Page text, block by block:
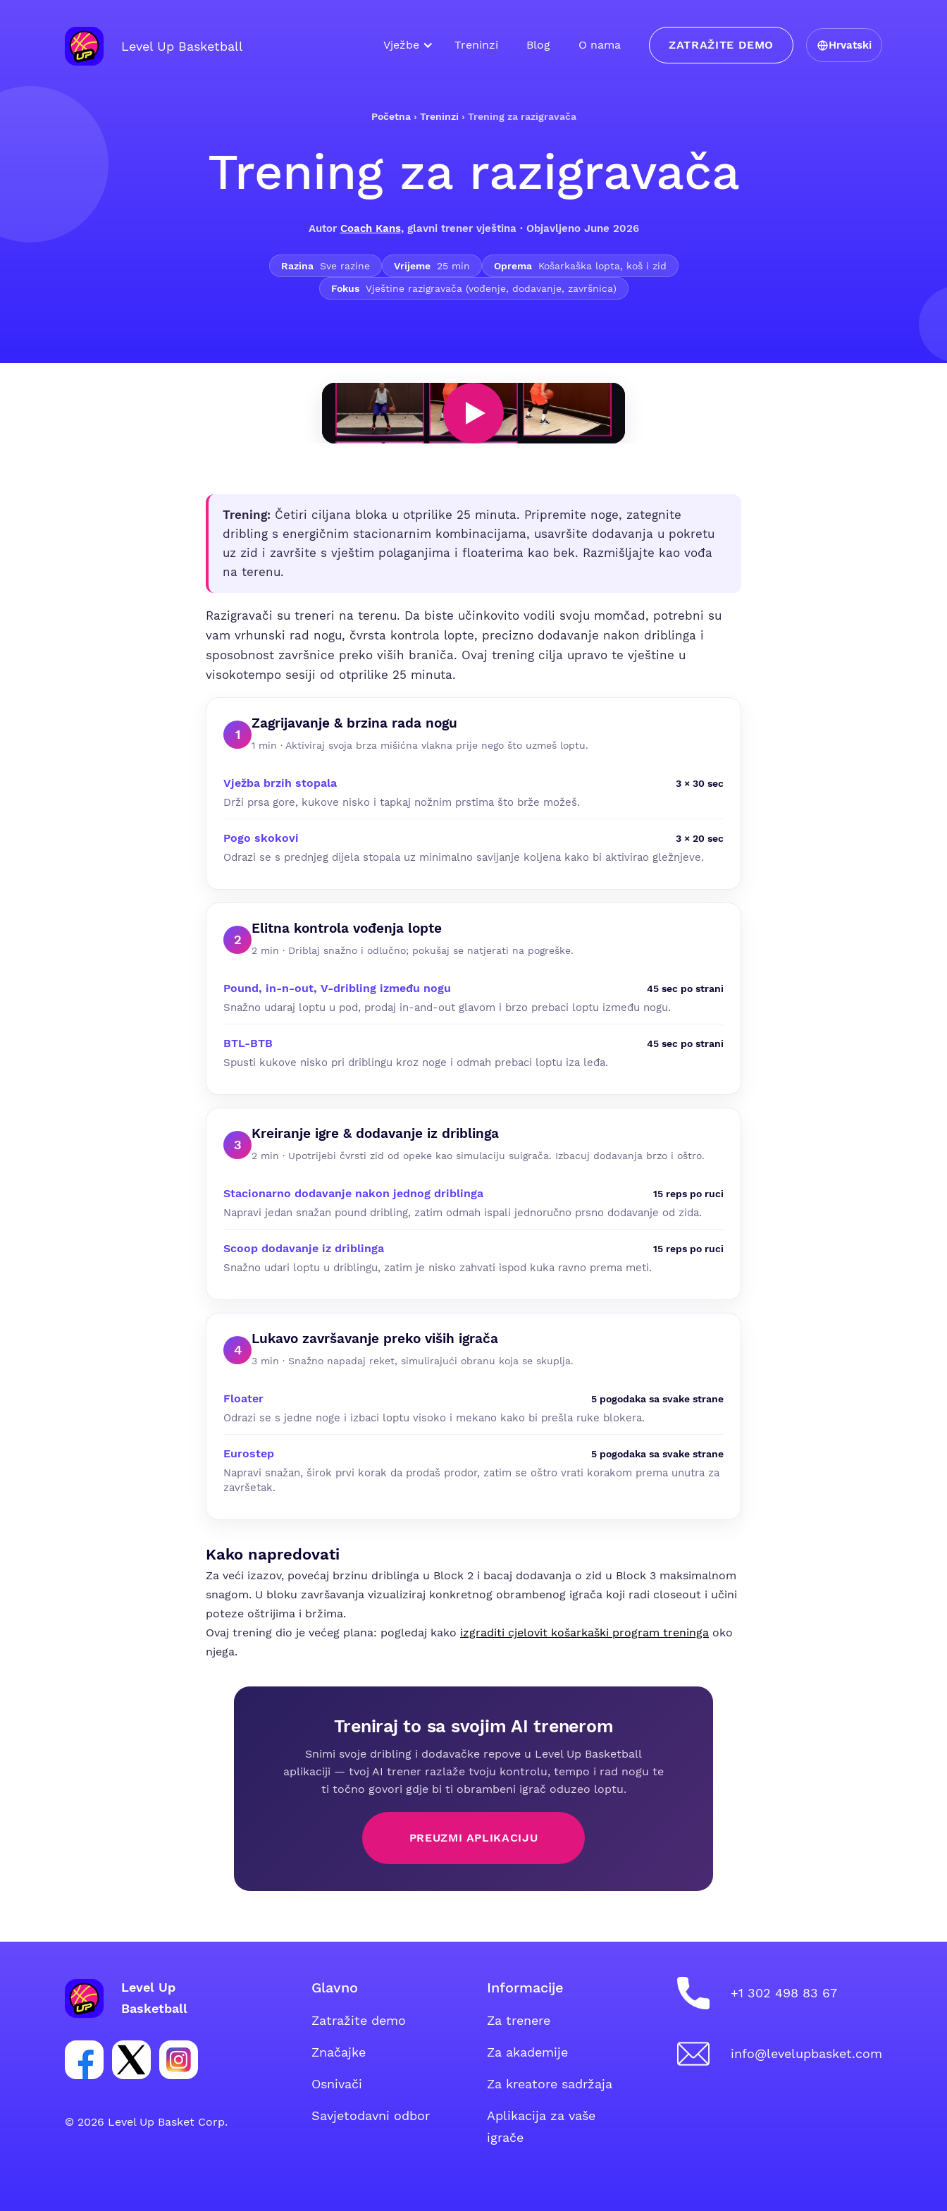
Level Up Basketball Vježbe Treninzi Blog O nama ZATRAŽITE DEMO Hrvatski
Početna› Treninzi › Trening za razigravača
Trening za razigravača
Autor Coach Kans, glavni trener vještina · Objavljeno June 2026
Razina Sve razine Vrijeme 25 min Oprema
Košarkaška lopta, koš i zid
Fokus Vještine razigravača (vođenje, dodavanje, završnica)
Trening: Četiri ciljana bloka u otprilike 25 minuta. Pripremite noge, zategnite
dribling s energičnim stacionarnim kombinacijama, usavršite dodavanja u pokretu
uz zid i završite s vještim polaganjima i floaterima kao bek. Razmišljajte kao vođa
na terenu.
Razigravači su treneri na terenu. Da biste učinkovito vodili svoju momčad, potrebni su
vam vrhunski rad nogu, čvrsta kontrola lopte, precizno dodavanje nakon driblinga i
sposobnost završnice preko viših braniča. Ovaj trening cilja upravo te vještine u
visokotempo sesiji od otprilike 25 minuta.
1
Zagrijavanje & brzina rada nogu
1 min · Aktiviraj svoja brza mišićna vlakna prije nego što uzmeš loptu.
Vježba brzih stopala 3 × 30 sec
Drži prsa gore, kukove nisko i tapkaj nožnim prstima što brže možeš.
Pogo skokovi 3 × 20 sec
Odrazi se s prednjeg dijela stopala uz minimalno savijanje koljena kako bi aktivirao gležnjeve.
2
Elitna kontrola vođenja lopte
2 min · Driblaj snažno i odlučno; pokušaj se natjerati na pogreške.
Pound, in-n-out, V-dribling između nogu 45 sec po strani
Snažno udaraj loptu u pod, prodaj in-and-out glavom i brzo prebaci loptu između nogu.
BTL-BTB 45 sec po strani
Spusti kukove nisko pri driblingu kroz noge i odmah prebaci loptu iza leđa.
3
Kreiranje igre & dodavanje iz driblinga
2 min · Upotrijebi čvrsti zid od opeke kao simulaciju suigrača. Izbacuj dodavanja brzo i oštro.
Stacionarno dodavanje nakon jednog driblinga 15 reps po ruci
Napravi jedan snažan pound dribling, zatim odmah ispali jednoručno prsno dodavanje od zida.
Scoop dodavanje iz driblinga 15 reps po ruci
Snažno udari loptu u driblingu, zatim je nisko zahvati ispod kuka ravno prema meti.
4
Lukavo završavanje preko viših igrača
3 min · Snažno napadaj reket, simulirajući obranu koja se skuplja.
Floater 5 pogodaka sa svake strane
Odrazi se s jedne noge i izbaci loptu visoko i mekano kako bi prešla ruke blokera.
Eurostep 5 pogodaka sa svake strane
Napravi snažan, širok prvi korak da prodaš prodor, zatim se oštro vrati korakom prema unutra za
završetak.
Kako napredovati
Za veći izazov, povećaj brzinu driblinga u Block 2 i bacaj dodavanja o zid u Block 3 maksimalnom
snagom. U bloku završavanja vizualiziraj konkretnog obrambenog igrača koji radi closeout i učini
poteze oštrijima i bržima.
Ovaj trening dio je većeg plana: pogledaj kako izgraditi cjelovit košarkaški program treninga oko
njega.
Treniraj to sa svojim AI trenerom
Snimi svoje dribling i dodavačke repove u Level Up Basketball
aplikaciji — tvoj AI trener razlaže tvoju kontrolu, tempo i rad nogu te
ti točno govori gdje bi ti obrambeni igrač oduzeo loptu.
PREUZMI APLIKACIJU
Level Up
Basketball
Poveznica za Facebook grupu
Poveznica za Twitter grupu
Poveznica za Instagram grupu
© 2026 Level Up Basket Corp.
Glavno
Zatražite demo
Značajke
Osnivači
Savjetodavni odbor
Informacije
Za trenere
Za akademije
Za kreatore sadržaja
Aplikacija za vaše
igrače
+1 302 498 83 67
info@levelupbasket.com